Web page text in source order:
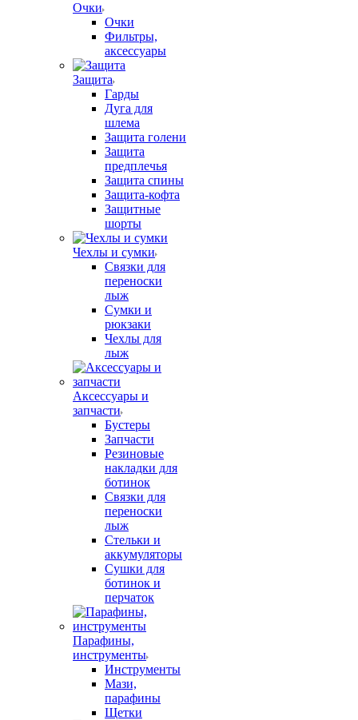
Очки
Очки
Фильтры,
аксессуары
Защита
Гарды
Дуга для
шлема
Защита голени
Защита
предплечья
Защита спины
Защита-кофта
Защитные
шорты
Чехлы и сумки
Связки для
переноски
лыж
Сумки и
рюкзаки
Чехлы для
лыж
Аксессуары и
запчасти
Бустеры
Запчасти
Резиновые
накладки для
ботинок
Связки для
переноски
лыж
Стельки и
аккумуляторы
Сушки для
ботинок и
перчаток
Парафины,
инструменты
Инструменты
Мази,
парафины
Щетки